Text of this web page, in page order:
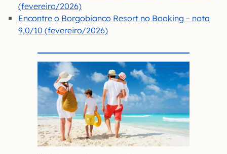
(fevereiro/2026)
Encontre o Borgobianco Resort no Booking – nota
9,0/10 (fevereiro/2026)